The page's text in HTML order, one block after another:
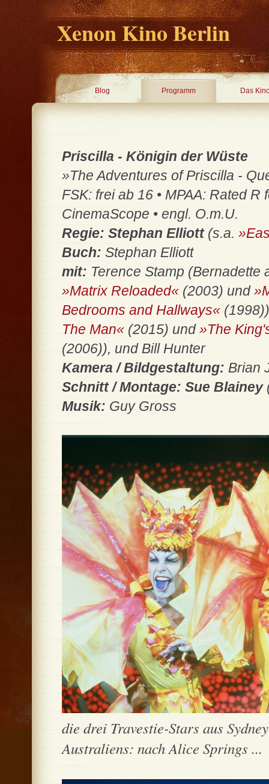
Xenon Kino Berlin
Blog Programm Das
Priscilla - Königin der Wüste
»The Adventures of Priscilla -
FSK: frei ab 16 • MPAA: Rated
CinemaScope • engl. O.m.U.
Regie: Stephan Elliott (s.a.
Buch: Stephan Elliott
mit: Terence Stamp (Bernadette
»Matrix Reloaded« (2003) und
Bedrooms and Hallways«
The Man« (2015) und»The
(2006)), und Bill Hunter
Kamera / Bildgestaltung: Brian
Schnitt / Montage: Sue Blainey
Musik: Guy Gross
die drei Travestie-Stars aus
Australiens: nach Alice Springs ...